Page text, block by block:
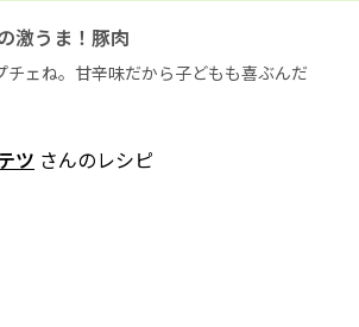
激うま！豚肉
チェね。甘辛味だから子どもも喜ぶんだ
ツ さんのレシピ